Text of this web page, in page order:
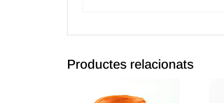
Productes relacionats